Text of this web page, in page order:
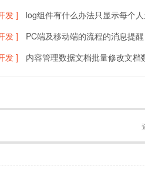
发 ]
log组件有什么办法只显示每个
发 ]
PC端及移动端的流程的消息提醒
发 ]
内容管理数据文档批量修改文档